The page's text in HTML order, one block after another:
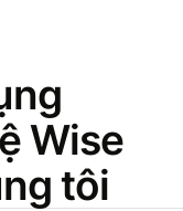
Wise
tôi